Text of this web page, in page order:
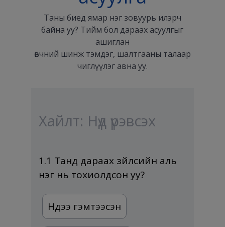
Таны биед ямар нэг зовуурь илэрч
байна уу? Тийм бол дараах асуулгыг
ашиглан
өвчний шинж тэмдэг, шалтгааны талаар
чиглүүлэг авна уу.
Хайлт: Нүд үрэвсэх
1.1 Танд дараах зүйлсийн аль
нэг нь тохиолдсон уу?
Нүдээ гэмтээсэн